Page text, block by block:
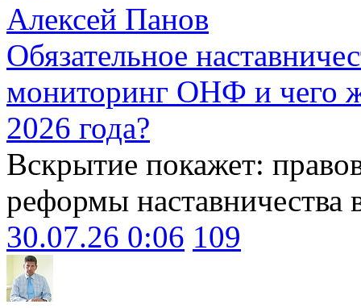
Алексей Панов
Обязательное
мониторинг ОНФ и чего
2026 года?
Вскрытие покажет:
реформы наставничества
30.07.26 0:06 109